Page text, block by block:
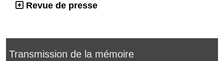
Revue de presse
Transmission de la mémoire